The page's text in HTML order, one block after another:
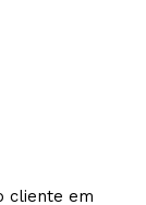
cliente em